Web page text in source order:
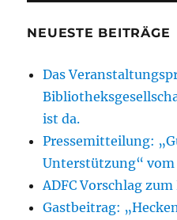
NEUESTE BEITRÄGE
Das
ist da.
Pressemitteilung:
Unterstützung“
ADFC Vorschlag
Gastbeitrag: